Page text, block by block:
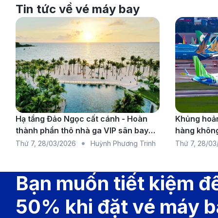
Cameroon đang trở thành điểm đến mới nổi đầy sức
dừng quốc tế.
Ethiopian Airlines: Đây là lựa chọn vô địch về giá
mạng lưới bay phủ khắp Cameroon, cực tiện cho
Tin tức về vé máy bay
Hạ tầng Đảo Ngọc cất cánh - Hoàn
thành phần thô nhà ga VIP sân bay
Phú Quốc
Thứ 7, 28/03/2026 Huỳnh Phương Trinh
Khủng
hàng
chuyến
Thứ 7, 28/
Bạn muốn tiết kiệm
50% khi đặt vé máy